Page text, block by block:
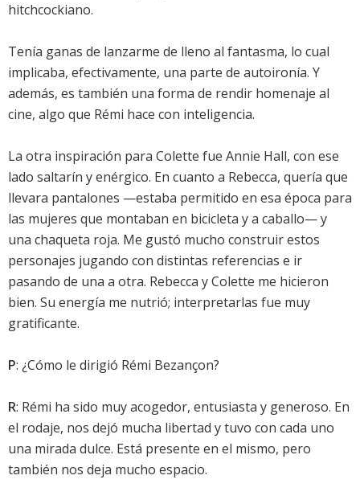
hitchcockiano.
Tenía ganas de lanzarme de lleno al fantasma, lo cual
implicaba, efectivamente, una parte de autoironía. Y
además, es también una forma de rendir homenaje al
cine, algo que Rémi hace con inteligencia.
La otra inspiración para Colette fue Annie Hall, con ese
lado saltarín y enérgico. En cuanto a Rebecca, quería que
llevara pantalones —estaba permitido en esa época para
las mujeres que montaban en bicicleta y a caballo— y
una chaqueta roja. Me gustó mucho construir estos
personajes jugando con distintas referencias e ir
pasando de una a otra. Rebecca y Colette me hicieron
bien. Su energía me nutrió; interpretarlas fue muy
gratificante.
P: ¿Cómo le dirigió Rémi Bezançon?
R: Rémi ha sido muy acogedor, entusiasta y generoso. En
el rodaje, nos dejó mucha libertad y tuvo con cada uno
una mirada dulce. Está presente en el mismo, pero
también nos deja mucho espacio.